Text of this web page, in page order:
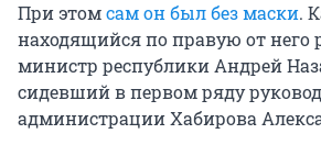
При этомсам он был без маски.
находящийся по правую от него
министр республики Андрей
сидевший в первом ряду
администрации Хабирова